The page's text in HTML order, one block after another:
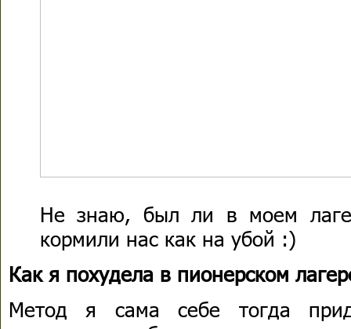
Не знаю, был ли в моем
кормили нас как на убой :)
Как я похудела в пионерском
Метод я сама себе тогда